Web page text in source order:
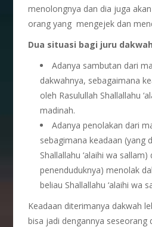
menolongnya dan dia juga
orang yang mengejek dan
Dua situasi bagi juru
Adanya sambutan dari
dakwahnya, sebagaimana
oleh Rasulullah Shallallahu
madinah.
Adanya penolakan dari
sebagimana keadaan (yang
Shallallahu ‘alaihi wa
penenduduknya) menolak
beliau Shallallahu ‘alaihi wa
Keadaan diterimanya dakwah
bisa jadi dengannya seseorang